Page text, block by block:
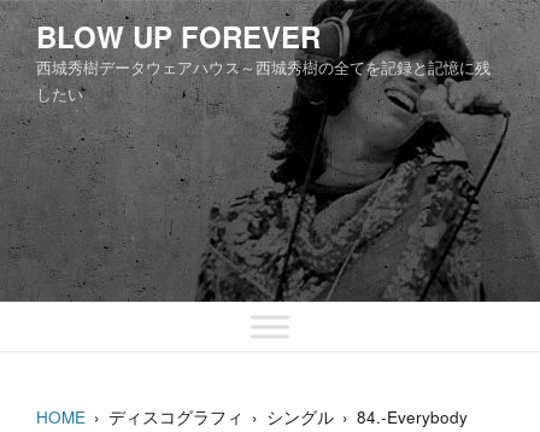
コ
ン
テ
ン
ツ
キ
ッ
プ
BLOW UP FOREVER
西城秀樹データウェアハウス～西城秀樹の全てを記録と記憶に残
したい
HOME › ディスコグラフィ › シングル › 84.-Everybody